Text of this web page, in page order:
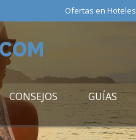
Ofertas en Hoteles
CONSEJOS GUÍAS